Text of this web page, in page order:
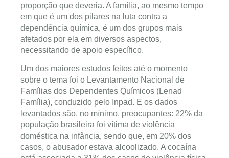
proporção que deveria. A família, ao mesmo tempo
em que é um dos pilares na luta contra a
dependência química, é um dos grupos mais
afetados por ela em diversos aspectos,
necessitando de apoio específico.
Um dos maiores estudos feitos até o momento
sobre o tema foi o Levantamento Nacional de
Famílias dos Dependentes Químicos (Lenad
Família), conduzido pelo Inpad. E os dados
levantados são, no mínimo, preocupantes: 22% da
população brasileira foi vítima de violência
doméstica na infância, sendo que, em 20% dos
casos, o abusador estava alcoolizado. A cocaína